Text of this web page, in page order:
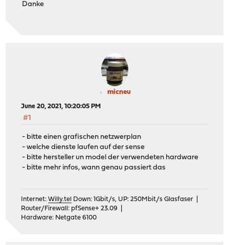
Danke
micneu
June 20, 2021, 10:20:05 PM
#1
- bitte einen grafischen netzwerplan
- welche dienste laufen auf der sense
- bitte hersteller un model der verwendeten hardware
- bitte mehr infos, wann genau passiert das
Internet:Willy.tel
Down: 1Gbit/s, UP: 250Mbit/s Glasfaser |
Router/Firewall: pfSense+ 23.09 |
Hardware: Netgate 6100